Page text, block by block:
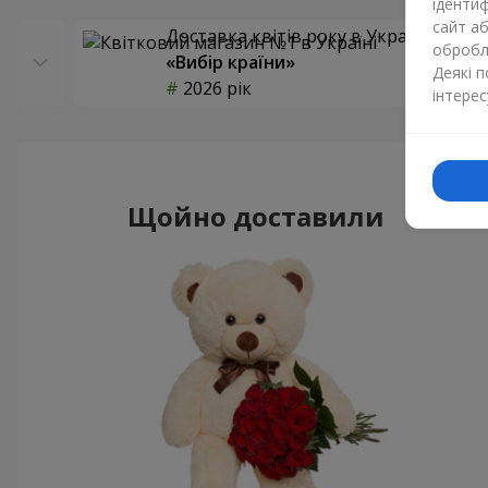
Доставка квітів року в Україні
«Вибір країни»
2026 рік
Щойно доставили
сайт
Деякі